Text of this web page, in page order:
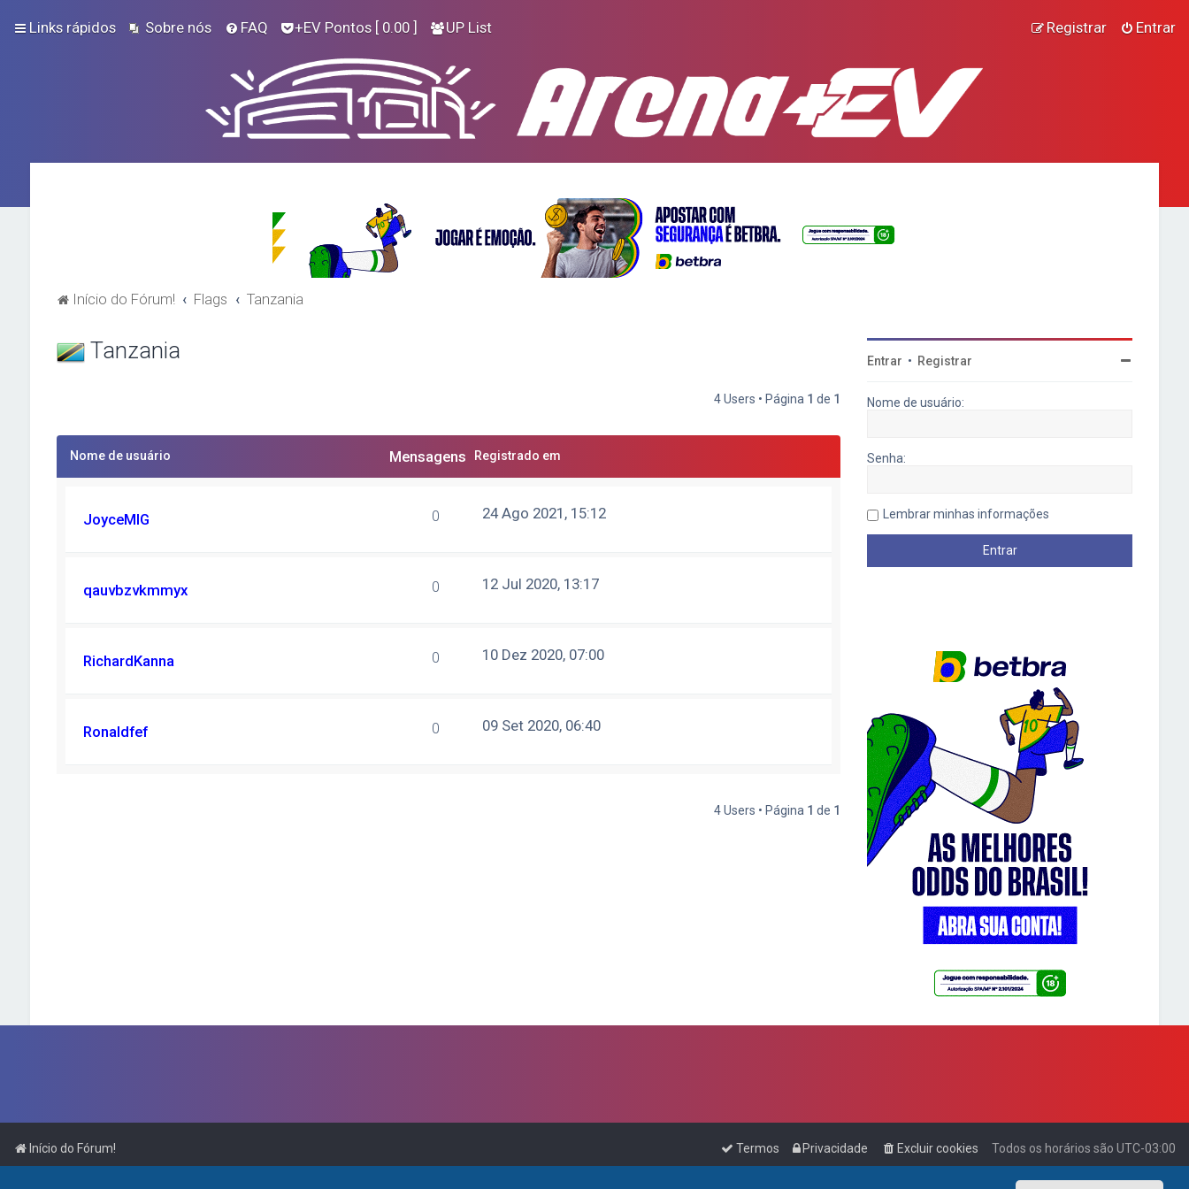
Links rápidos Sobre nós FAQ +EV Pontos [ 0.00 ] UP List Entrar
Registrar
Início do Fórum! Flags Tanzania
Tanzania
4 Users • Página 1 de 1
Nome de usuário Mensagens Registrado em
JoyceMIG 0 24 Ago 2021, 15:12
qauvbzvkmmyx 0 12 Jul 2020, 13:17
RichardKanna 0 10 Dez 2020, 07:00
Ronaldfef 0 09 Set 2020, 06:40
4 Users • Página 1 de 1
Entrar • Registrar
Nome de usuário:
Senha:
Lembrar minhas informações
Início do Fórum! Todos os horários são UTC-03:00
Excluir cookies
Privacidade
Termos